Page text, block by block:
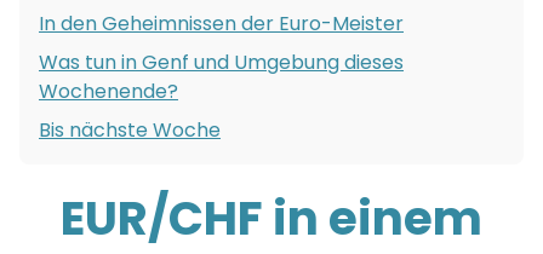
In den Geheimnissen der Euro-Meister
Was tun in Genf und Umgebung dieses
Wochenende?
Bis nächste Woche
EUR/CHF in einem